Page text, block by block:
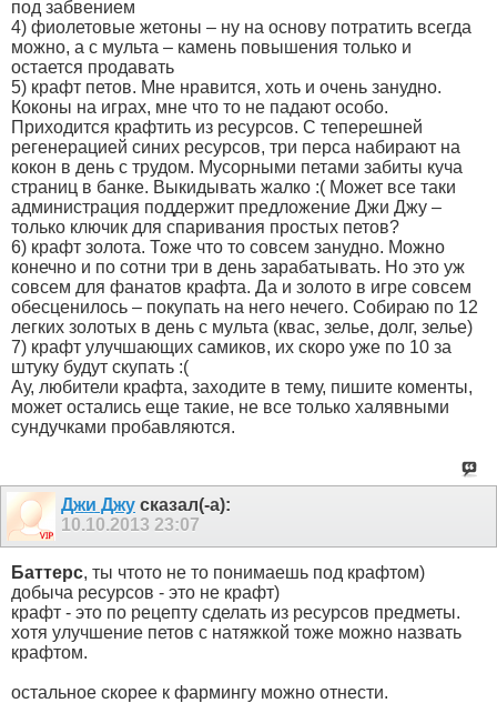
под забвением
4) фиолетовые жетоны – ну на основу потратить всегда
можно, а с мульта – камень повышения только и
остается продавать
5) крафт петов. Мне нравится, хоть и очень занудно.
Коконы на играх, мне что то не падают особо.
Приходится крафтить из ресурсов. С теперешней
регенерацией синих ресурсов, три перса набирают на
кокон в день с трудом. Мусорными петами забиты куча
страниц в банке. Выкидывать жалко :( Может все таки
администрация поддержит предложение Джи Джу –
только ключик для спаривания простых петов?
6) крафт золота. Тоже что то совсем занудно. Можно
конечно и по сотни три в день зарабатывать. Но это уж
совсем для фанатов крафта. Да и золото в игре совсем
обесценилось – покупать на него нечего. Собираю по 12
легких золотых в день с мульта (квас, зелье, долг, зелье)
7) крафт улучшающих самиков, их скоро уже по 10 за
штуку будут скупать :(
Ау, любители крафта, заходите в тему, пишите коменты,
может остались еще такие, не все только халявными
сундучками пробавляются.
Джи Джу сказал(-а):
10.10.2013 23:07
Баттерс, ты чтото не то понимаешь под крафтом)
добыча ресурсов - это не крафт)
крафт - это по рецепту сделать из ресурсов предметы.
хотя улучшение петов с натяжкой тоже можно назвать
крафтом.
остальное скорее к фармингу можно отнести.